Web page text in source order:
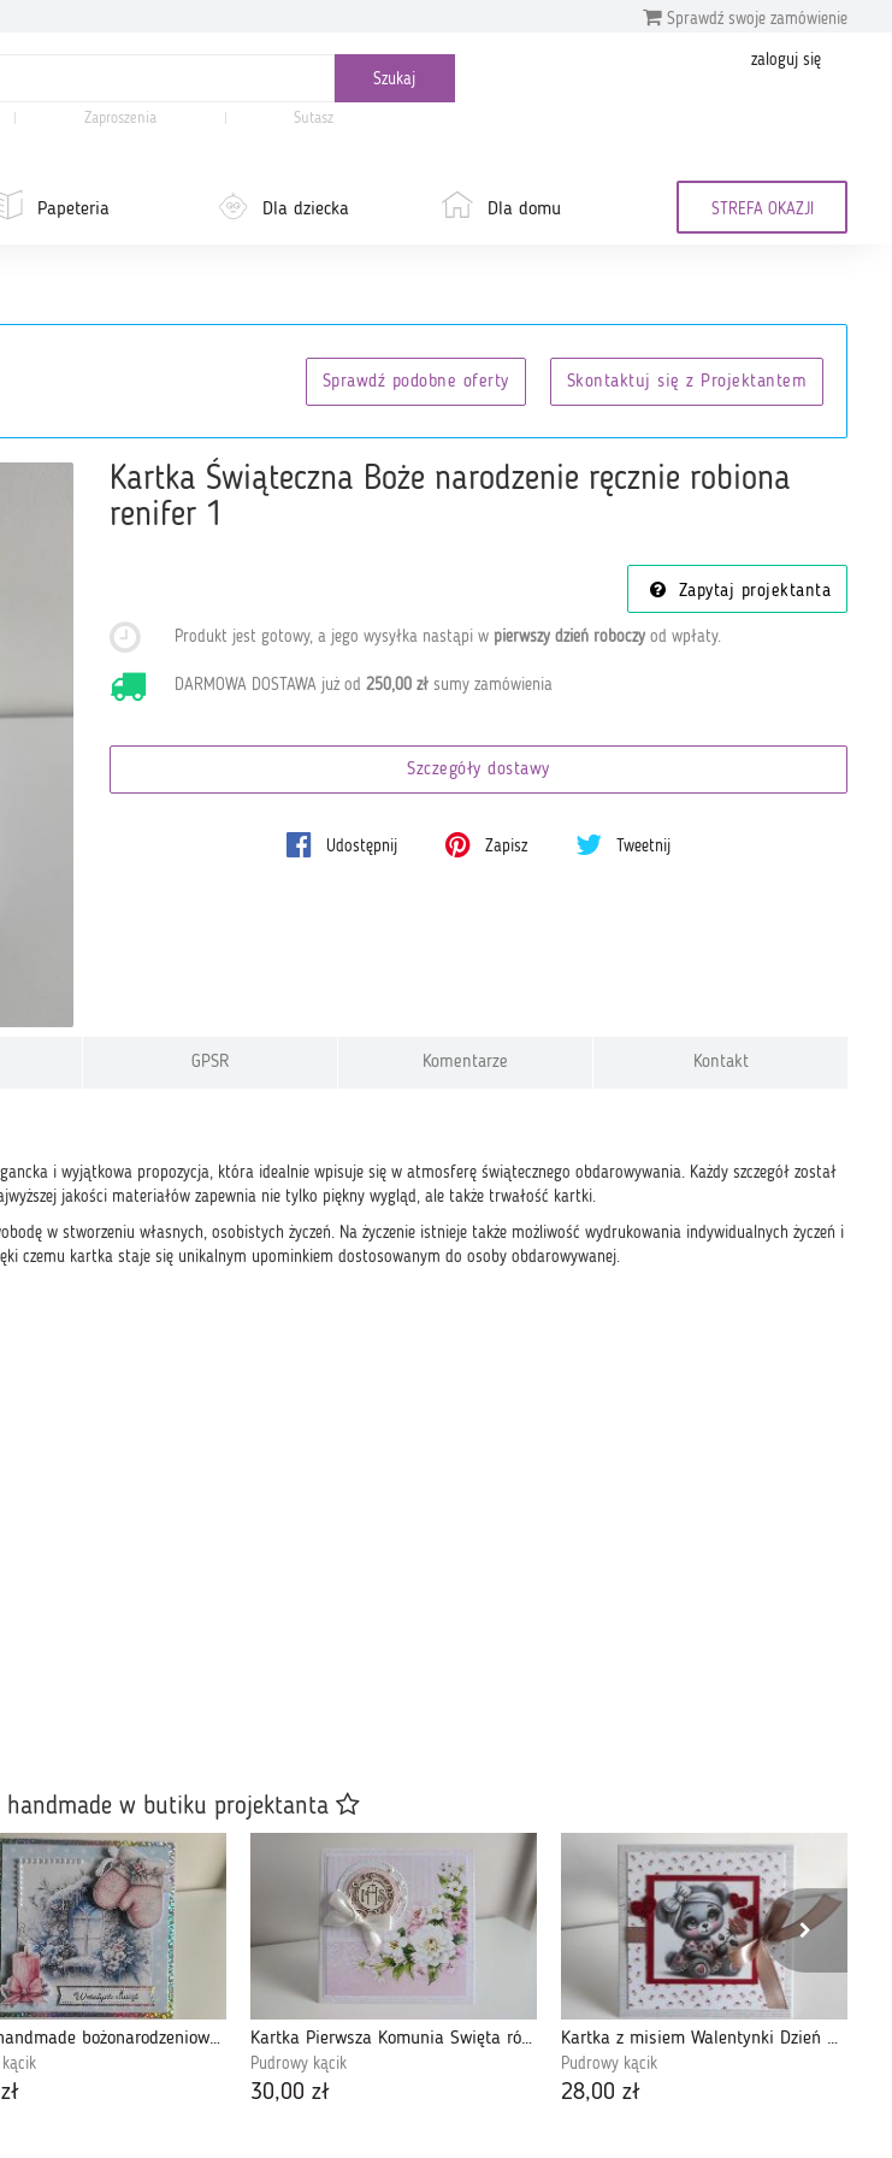
Sprawdź swoje zamówienie
Zaproszenia Sutasz
zaloguj się
Papeteria Dla dziecka Dla domu STREFA OKAZJI
Sprawdź podobne oferty Skontaktuj się z Projektantem
Kartka Świąteczna Boże narodzenie ręcznie robiona
renifer 1
Zapytaj projektanta
Produkt jest gotowy, a jego wysyłka nastąpi w pierwszy dzień roboczyod wpłaty.
DARMOWA DOSTAWA już od 250,00 złsumy zamówienia
Szczegóły dostawy
Udostępnij Zapisz Tweetnij
GPSR Komentarze Kontakt
i wyjątkowa propozycja, która idealnie wpisuje się w atmosferę świątecznego obdarowywania. Każdy szczegół został
jakości materiałów zapewnia nie tylko piękny wygląd, ale także trwałość kartki.
w stworzeniu własnych, osobistych życzeń. Na życzenie istnieje także możliwość wydrukowania indywidualnych życzeń i
czemu kartka staje się unikalnym upominkiem dostosowanym do osoby obdarowywanej.
handmade w butiku projektanta
Kartka handmade bożonarodzeniowa zimowa Kartka Pierwsza Komunia Święta róż kwiaty
Pudrowy kącik
30,00 zł
Kartka z misiem Walentynki Dzień Matki
Pudrowy kącik
28,00 zł